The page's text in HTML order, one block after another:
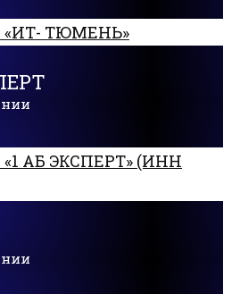
«ИТ- ТЮМЕНЬ»
АБ ЭКСПЕРТ» (ИНН